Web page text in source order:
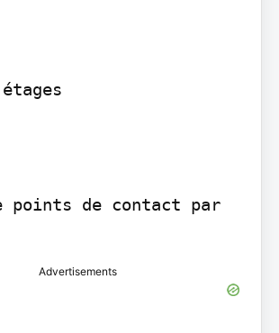
points de contact par
Advertisements